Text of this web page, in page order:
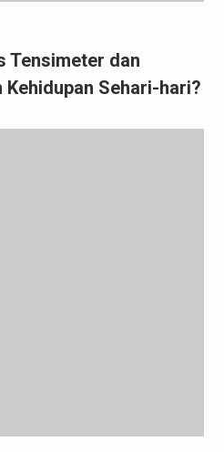
Tensimeter dan
Kehidupan Sehari-hari?